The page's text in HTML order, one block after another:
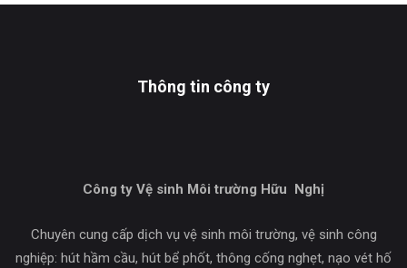
Thông tin công ty
Công ty Vệ sinh Môi trường Hữu Nghị
Chuyên cung cấp dịch vụ vệ sinh môi trường, vệ sinh công
nghiệp: hút hầm cầu, hút bể phốt, thông cống nghẹt, nạo vét hố